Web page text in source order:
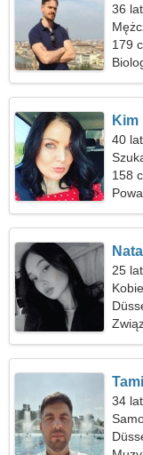
36
179
Kim
40
158
25
34